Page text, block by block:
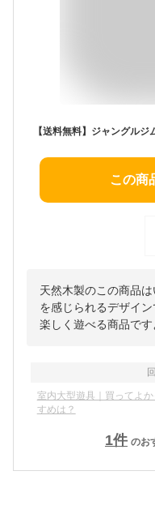
この商
天然木製のこの商品
を感じられるデザイ
楽しく遊べる商品です
室内大型遊具｜買ってよ
すめは？
1件 のお